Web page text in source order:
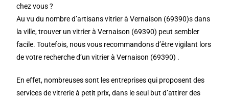
chez vous ?
Au vu du nombre d’artisans vitrier à Vernaison (69390)s dans
la ville, trouver un vitrier à Vernaison (69390) peut sembler
facile. Toutefois, nous vous recommandons d’être vigilant lors
de votre recherche d’un vitrier à Vernaison (69390) .
En effet, nombreuses sont les entreprises qui proposent des
services de vitrerie à petit prix, dans le seul but d’attirer des